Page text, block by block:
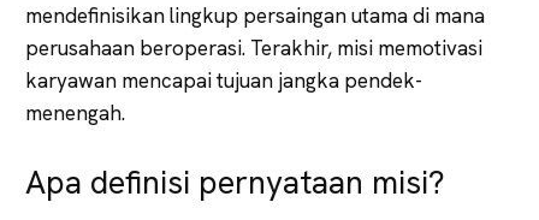
mendefinisikan lingkup persaingan utama di mana
perusahaan beroperasi. Terakhir, misi memotivasi
karyawan mencapai tujuan jangka pendek-
menengah.
Apa definisi pernyataan misi?